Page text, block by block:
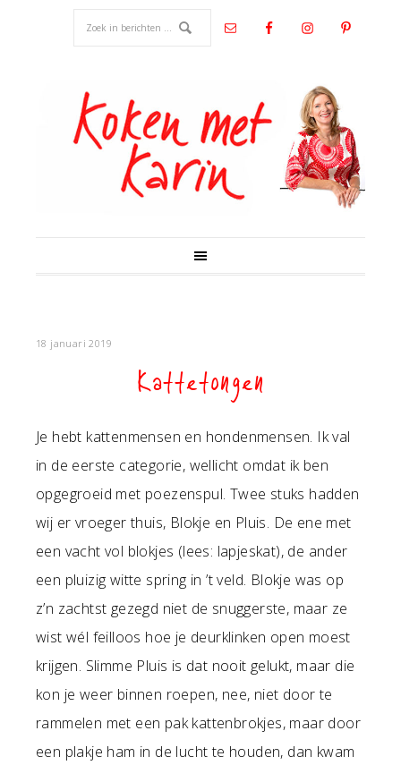
18 januari 2019
Kattetongen
Je hebt kattenmensen en hondenmensen. Ik val
in de eerste categorie, wellicht omdat ik ben
opgegroeid met poezenspul. Twee stuks hadden
wij er vroeger thuis, Blokje en Pluis. De ene met
een vacht vol blokjes (lees: lapjeskat), de ander
een pluizig witte spring in ’t veld. Blokje was op
z’n zachtst gezegd niet de snuggerste, maar ze
wist wél feilloos hoe je deurklinken open moest
krijgen. Slimme Pluis is dat nooit gelukt, maar die
kon je weer binnen roepen, nee, niet door te
rammelen met een pak kattenbrokjes, maar door
een plakje ham in de lucht te houden, dan kwam